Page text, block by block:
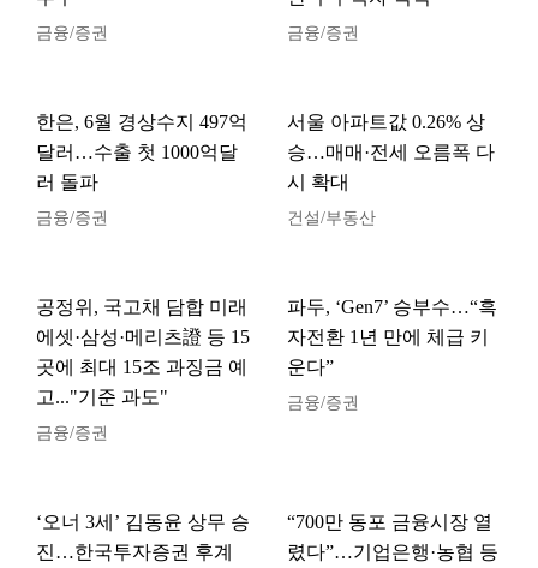
금융/증권 금융/증권
한은, 6월 경상수지 497억
달러…수출 첫 1000억달
러 돌파
금융/증권
서울 아파트값 0.26% 상
승…매매·전세 오름폭 다
시 확대
건설/부동산
공정위, 국고채 담합 미래
에셋·삼성·메리츠證 등 15
곳에 최대 15조 과징금 예
고..."기준 과도"
금융/증권
파두, ‘Gen7’ 승부수…“흑
자전환 1년 만에 체급 키
운다”
금융/증권
‘오너 3세’ 김동윤 상무 승
진…한국투자증권 후계
“700만 동포 금융시장 열
렸다”…기업은행·농협 등